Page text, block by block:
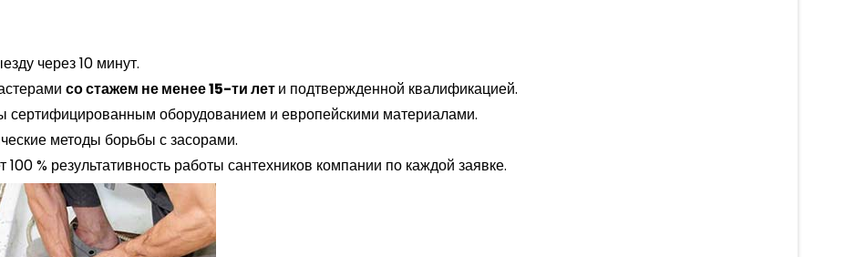
через 10 минут.
со стажем не менее 15-ти лети подтвержденной квалификацией.
сертифицированным оборудованием и европейскими материалами.
методы борьбы с засорами.
% результативность работы сантехников компании по каждой заявке.